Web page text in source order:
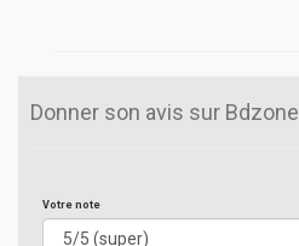
Donner son avis sur Bdzone
Votre note